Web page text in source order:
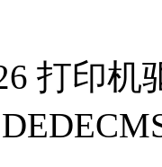
打印